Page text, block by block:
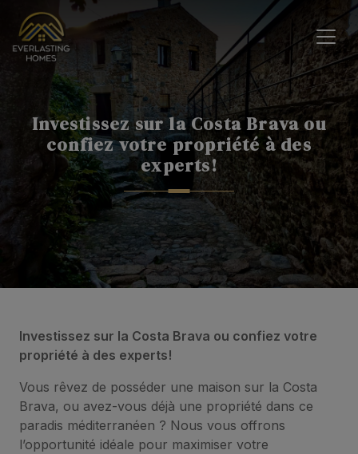
Investissez sur la Costa Brava ou
confiez votre propriété à des
experts!
Investissez sur la Costa Brava ou confiez votre
propriété à des experts!
Vous rêvez de posséder une maison sur la Costa
Brava, ou avez-vous déjà une propriété dans ce
paradis méditerranéen ? Nous vous offrons
l’opportunité idéale pour maximiser votre